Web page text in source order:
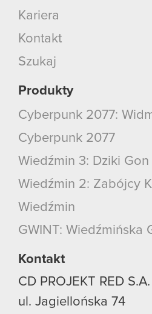
Kariera
Kontakt
Szukaj
Produkty
Cyberpunk 2077:
Cyberpunk 2077
Wiedźmin 3: Dziki Gon
Wiedźmin 2: Zabójcy
Wiedźmin
GWINT: Wiedźmińska
Kontakt
CD PROJEKT RED S.A.
ul. Jagiellońska 74